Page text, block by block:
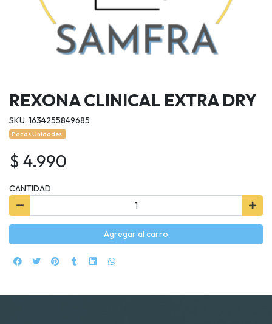
REXONA CLINICAL EXTRA DRY
SKU: 1634255849685
Pocas Unidades.
$ 4.990
CANTIDAD
Agregar al carro